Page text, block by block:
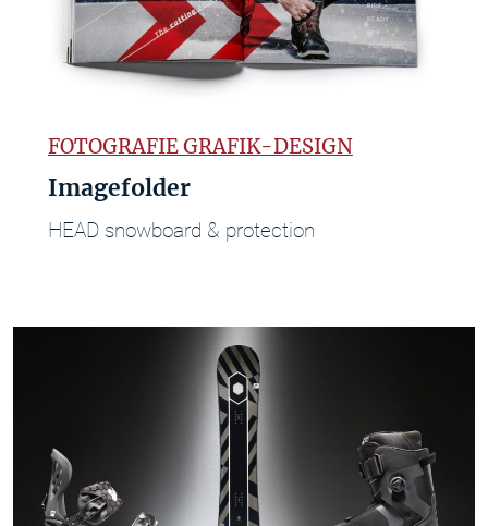
FOTOGRAFIE GRAFIK-DESIGN
Imagefolder
HEAD snowboard & protection